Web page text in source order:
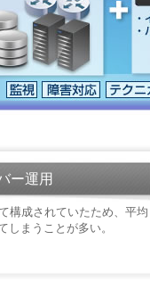
ー運用
構成されていたため、平均
しまうことが多い。